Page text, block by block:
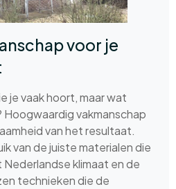
voor je
je vaak hoort, maar wat
vakmanschap
van het resultaat.
van de juiste materialen die
klimaat en de
technieken die de